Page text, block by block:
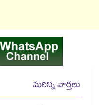
మరిన్ని వార్తలు